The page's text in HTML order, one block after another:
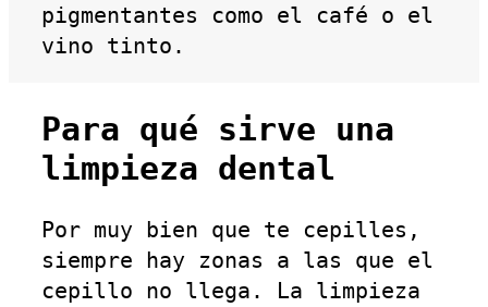
pigmentantes como el café o el
vino tinto.
Para qué sirve una
limpieza dental
Por muy bien que te cepilles,
siempre hay zonas a las que el
cepillo no llega. La limpieza